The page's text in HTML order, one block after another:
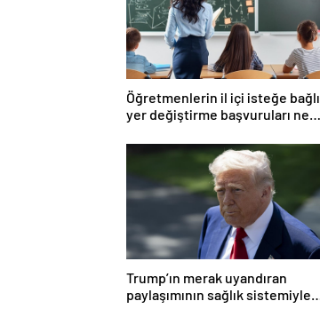
Öğretmenlerin il içi isteğe bağlı
yer değiştirme başvuruları ne
Trump’ın merak uyandıran
paylaşımının sağlık sistemiyle